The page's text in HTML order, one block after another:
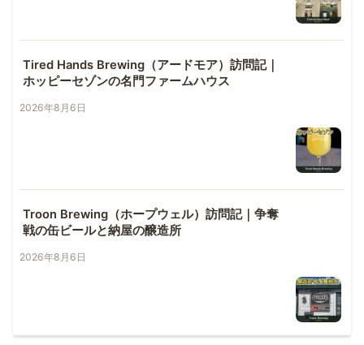
Tired Hands Brewing（アードモア）訪問記｜
ホッピーセゾンの名門ファームハウス
2026年8月6日
Troon Brewing（ホープウェル）訪問記｜争奪
戦の缶ビールと納屋の醸造所
2026年8月6日